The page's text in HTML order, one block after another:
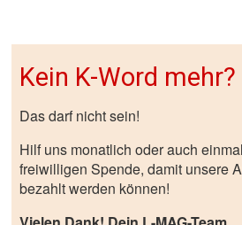
Kein K-Word mehr?
Das darf nicht sein!
Hilf uns monatlich oder auch
freiwilligen Spende, damit unsere
bezahlt werden können!